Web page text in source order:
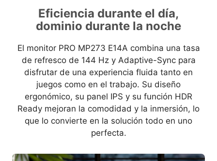
Eficiencia durante el día,
dominio durante la noche
El monitor PRO MP273 E14A combina una tasa
de refresco de 144 Hz y Adaptive-Sync para
disfrutar de una experiencia fluida tanto en
juegos como en el trabajo. Su diseño
ergonómico, su panel IPS y su función HDR
Ready mejoran la comodidad y la inmersión, lo
que lo convierte en la solución todo en uno
perfecta.